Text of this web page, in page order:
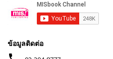
ข้อมูลติดต่อ